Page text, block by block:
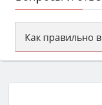
Как правильно
Сначала
затем